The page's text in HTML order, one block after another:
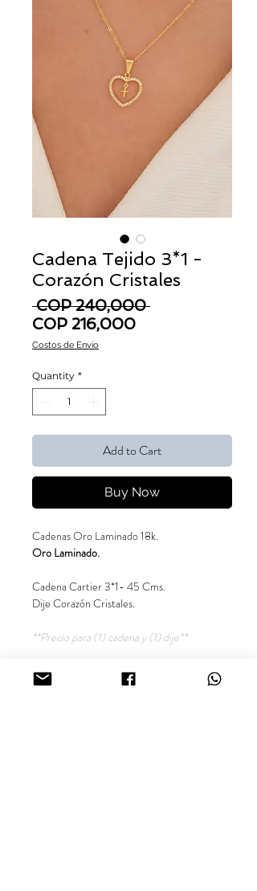
Cadena Tejido 3*1 -
Corazón Cristales
COP 240,000 Regular Price
COP 216,000Sale Price
Costos de Envío
Quantity *
Add to Cart
Buy Now
Cadenas Oro Laminado 18k.
Oro Laminado.
Cadena Cartier 3*1- 45 Cms.
Dije Corazón Cristales.
**Precio para (1) cadena y (1) dije**
Garantía de un año por cambio de tonalidad.